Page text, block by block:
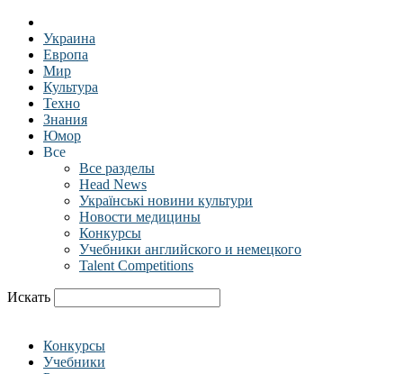
Украина
Европа
Мир
Культура
Техно
Знания
Юмор
Все
Все разделы
Head News
Українські новини культури
Новости медицины
Конкурсы
Учебники английского и немецкого
Talent Competitions
Искать
Конкурсы
Учебники